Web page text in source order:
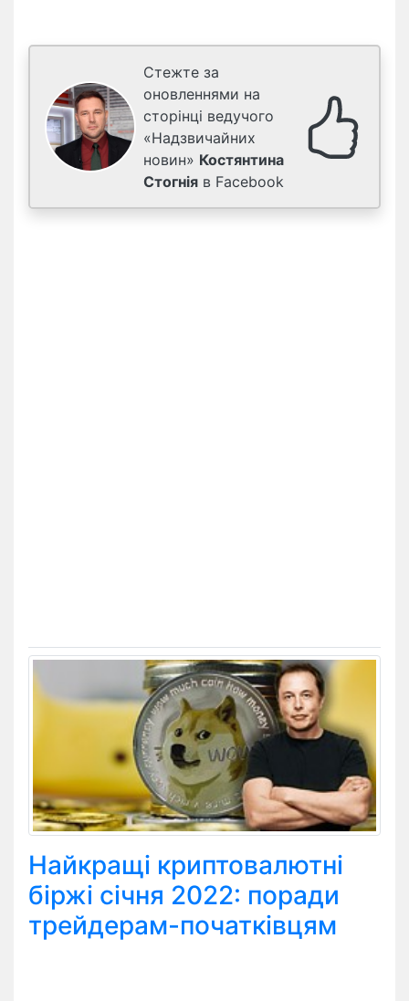
Стежте за
оновленнями на
сторінці ведучого
«Надзвичайних
новин» Костянтина
Стогнія в Facebook
Найкращі криптовалютні
біржі січня 2022: поради
трейдерам-початківцям